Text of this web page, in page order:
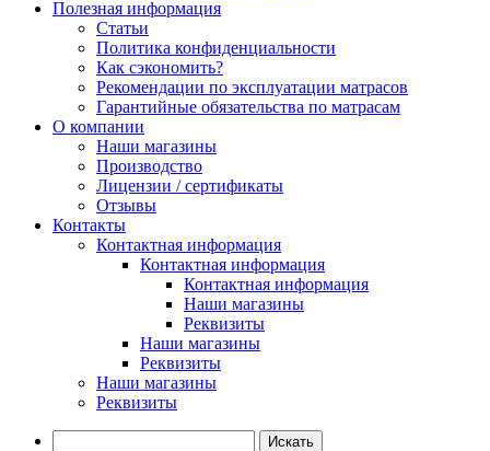
Полезная информация
Статьи
Политика конфиденциальности
Как сэкономить?
Рекомендации по эксплуатации матрасов
Гарантийные обязательства по матрасам
О компании
Наши магазины
Производство
Лицензии / сертификаты
Отзывы
Контакты
Контактная информация
Контактная информация
Контактная информация
Наши магазины
Реквизиты
Наши магазины
Реквизиты
Наши магазины
Реквизиты
Искать